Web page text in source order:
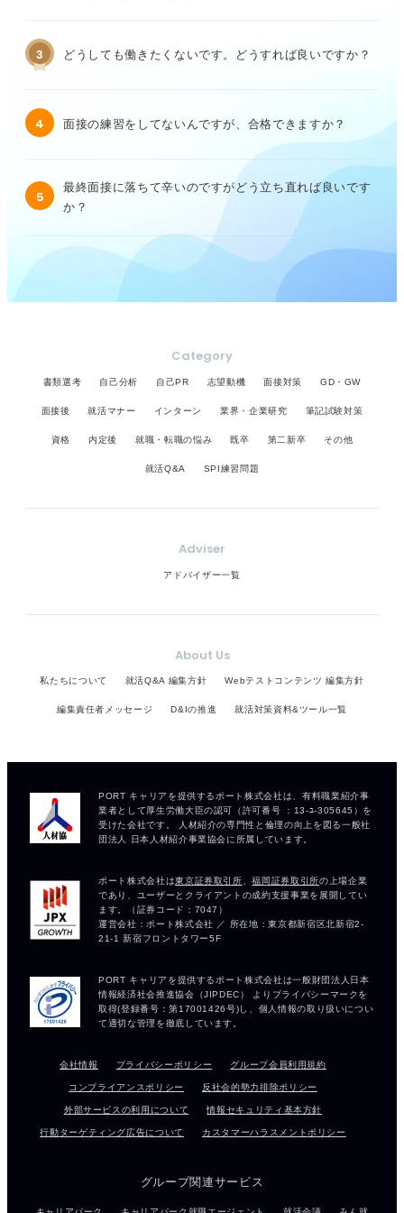
3 どうしても働きたくないです。どうすれば良いですか？
4 面接の練習をしてないんですが、合格できますか？
5
最終面接に落ちて辛いのですがどう立ち直れば良いです
か？
Category
書類選考 自己分析 自己PR 志望動機 面接対策 GD・GW
面接後 就活マナー インターン 業界・企業研究 筆記試験対策
資格 内定後 就職・転職の悩み 既卒 第二新卒 その他
就活Q&A SPI練習問題
Adviser
アドバイザー一覧
About Us
私たちについて 就活Q&A 編集方針 Webテストコンテンツ 編集方針
編集責任者メッセージ D&Iの推進 就活対策資料&ツール一覧
会社情報 プライバシーポリシー グループ会員利用規約
コンプライアンスポリシー 反社会的勢力排除ポリシー
外部サービスの利用について 情報セキュリティ基本方針
行動ターゲティング広告について カスタマーハラスメントポリシー